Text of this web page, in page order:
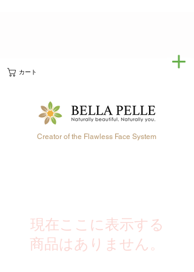
カート
Creator of the Flawless Face System
現在ここに表示する
商品はありません。